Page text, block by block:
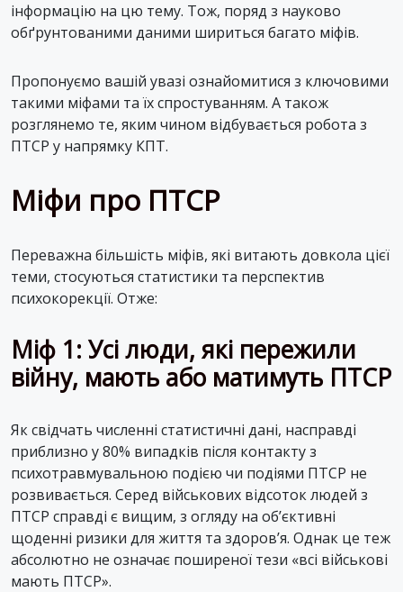
інформацію на цю тему. Тож, поряд з науково
обґрунтованими даними шириться багато міфів.
Пропонуємо вашій увазі ознайомитися з ключовими
такими міфами та їх спростуванням. А також
розглянемо те, яким чином відбувається робота з
ПТСР у напрямку КПТ.
Міфи про ПТСР
Переважна більшість міфів, які витають довкола цієї
теми, стосуються статистики та перспектив
психокорекції. Отже:
Міф 1: Усі люди, які пережили
війну, мають або матимуть ПТСР
Як свідчать численні статистичні дані, насправді
приблизно у 80% випадків після контакту з
психотравмувальною подією чи подіями ПТСР не
розвивається. Серед військових відсоток людей з
ПТСР справді є вищим, з огляду на об’єктивні
щоденні ризики для життя та здоров’я. Однак це теж
абсолютно не означає поширеної тези «всі військові
мають ПТСР».